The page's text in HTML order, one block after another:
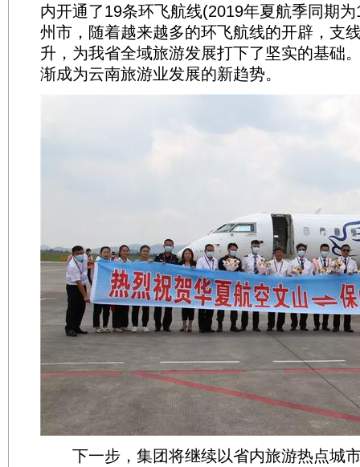
内开通了19条环飞航线(2019年夏航季同期
州市，随着越来越多的环飞航线的开辟，支
升，为我省全域旅游发展打下了坚实的基础
渐成为云南旅游业发展的新趋势。
下一步，集团将继续以省内旅游热点城市